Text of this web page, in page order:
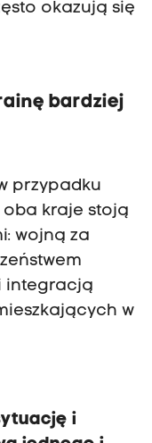
okazują się
bardziej
przypadku
oba kraje stoją
wojną za
integracją
w
i